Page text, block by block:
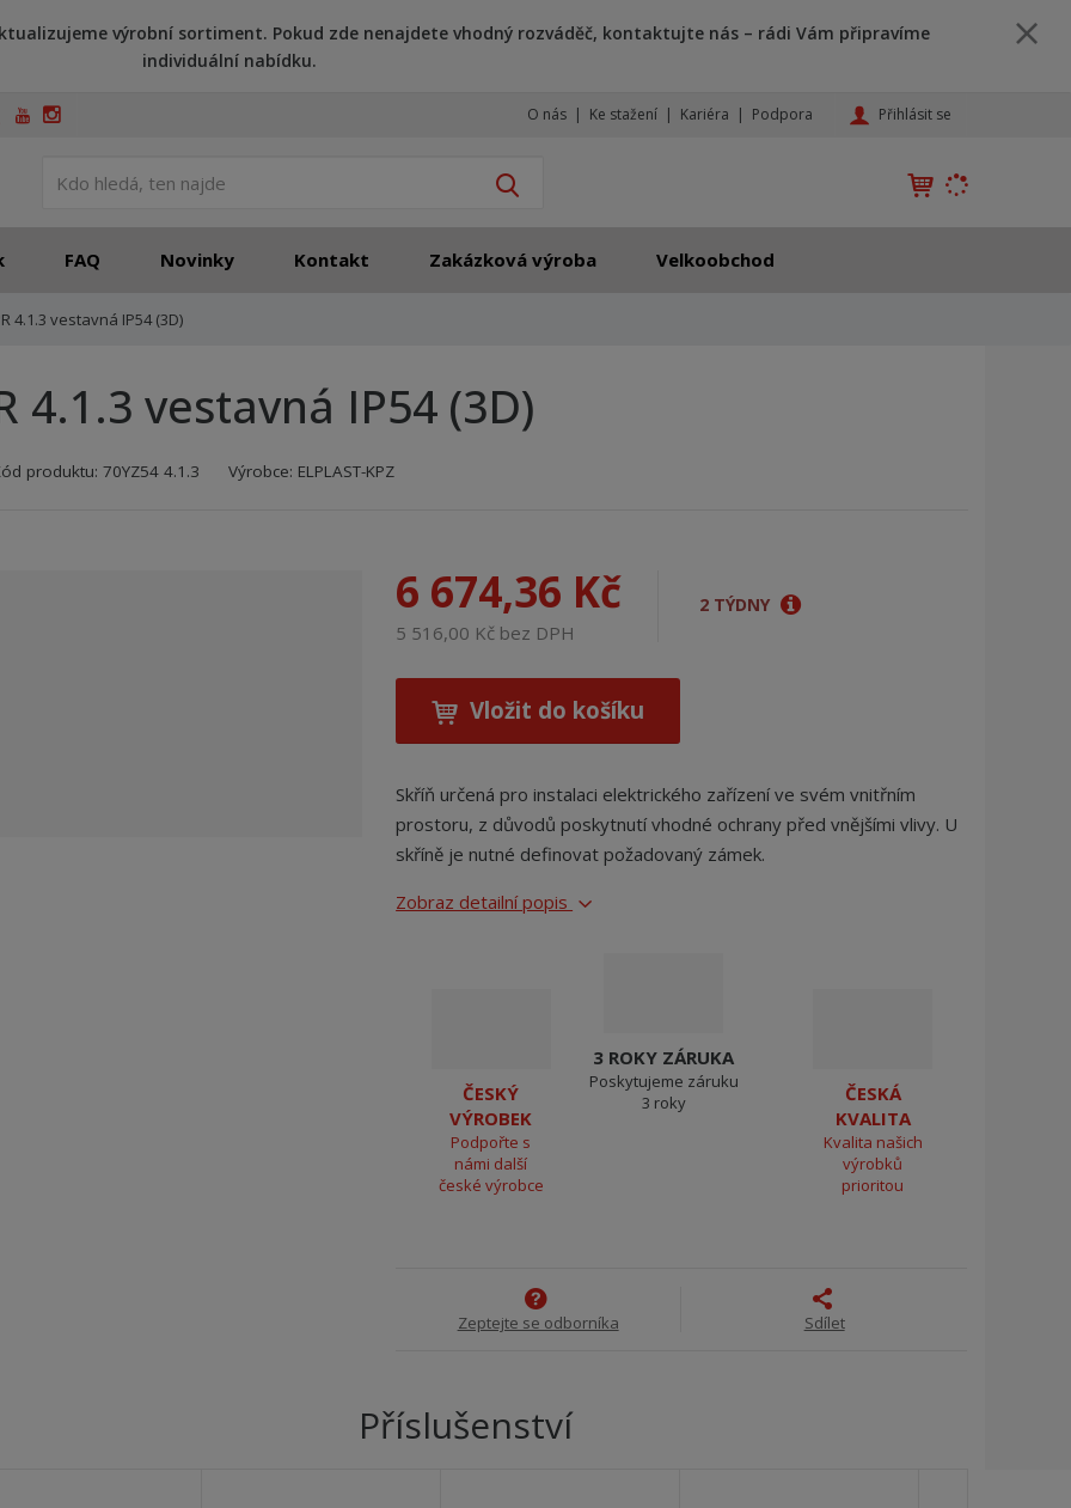
výrobní sortiment. Pokud zde nenajdete vhodný rozváděč, kontaktujte nás – rádi Vám připravíme
individuální nabídku.
O nás Ke stažení Kariéra Podpora Přihlásit se
l
e
FAQ Novinky Kontakt Zakázková výroba Velkoobchod
4.1.3 vestavná IP54 (3D)
4.1.3 vestavná IP54 (3D)
produktu: 70YZ54 4.1.3 Kód výrobce: 8595208634680
Kód dodavatele:8595208634680
Výrobce: ELPLAST-KPZ
6 674,36 Kč
5 516,00 Kč bez DPH
2 TÝDNY
Vložit do košíku
Skříň určená pro instalaci elektrického zařízení ve svém vnitřním
prostoru, z důvodů poskytnutí vhodné ochrany před vnějšími vlivy. U
skříně je nutné definovat požadovaný zámek.
Zobraz detailní popis
ČESKÝ
VÝROBEK
Podpořte s
námi další
české výrobce
3 ROKY ZÁRUKA
Poskytujeme záruku
3 roky
ČESKÁ
KVALITA
Kvalita našich
výrobků
prioritou
Zeptejte se odborníka Sdílet
Příslušenství